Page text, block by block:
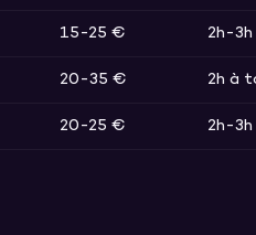
15-25 € 2h-3h
20-35 € 2h à
20-25 € 2h-3h